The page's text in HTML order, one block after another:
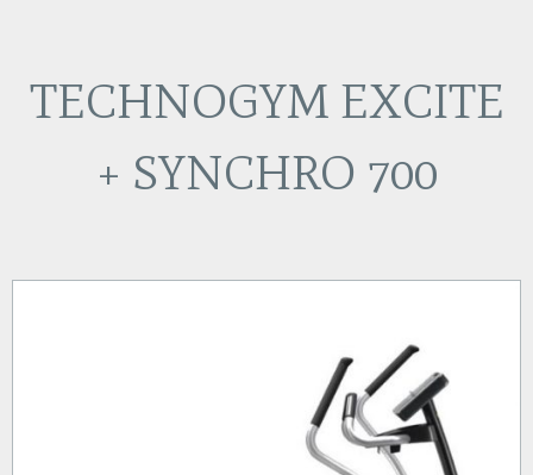
TECHNOGYM EXCITE
+ SYNCHRO 700